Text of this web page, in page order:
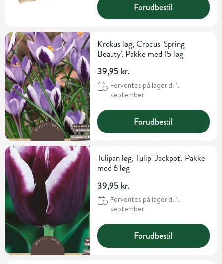
Forudbestil
Krokus løg, Crocus 'Spring
Beauty'. Pakke med 15 løg
39,95 kr.
Forventes på lager d. 1.
september
Forudbestil
Tulipan løg, Tulip 'Jackpot'. Pakke
med 6 løg
39,95 kr.
Forventes på lager d. 1.
september
Forudbestil